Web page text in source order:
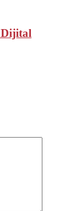
Dijital